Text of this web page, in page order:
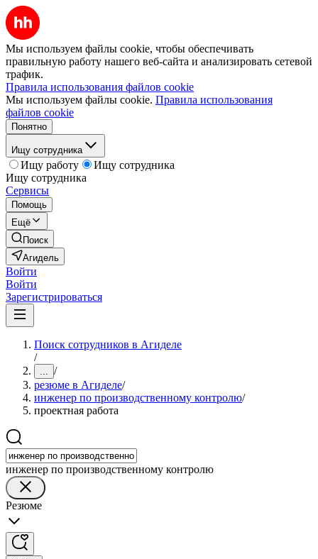
Мы используем файлы cookie, чтобы обеспечивать
правильную работу нашего веб-сайта и анализировать сетевой
трафик.
Правила использования файлов cookie
Мы используем файлы cookie. Правила использования
файлов cookie
Понятно
Ищу сотрудника
Ищу работу
Ищу сотрудника
Ищу сотрудника
Сервисы
Помощь
Ещё
Поиск
Агидель
Войти
Войти
Зарегистрироваться
Поиск сотрудников в Агиделе
/
... /
резюме в Агиделе/
инженер по производственному контролю/
проектная работа
инженер по производственному контролю
Резюме